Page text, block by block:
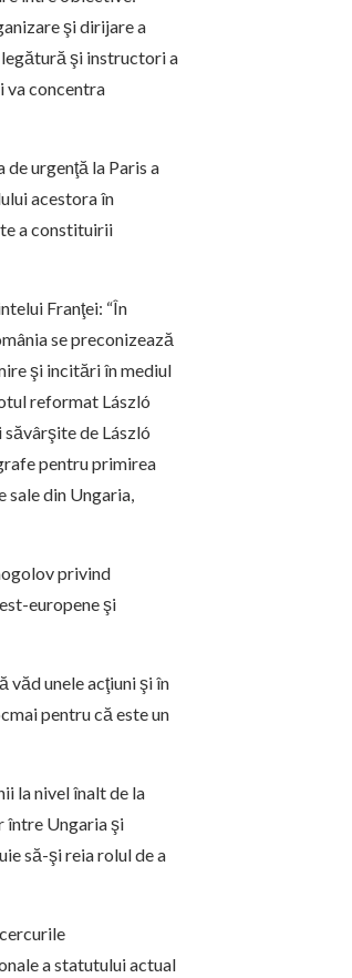
şi dirijare a
şi instructori a
va concentra
de urgenţă la Paris a
acestora în
a constituirii
Franţei: “În
se preconizează
şi incitări în mediul
reformat László
de László
pentru primirea
sale din Ungaria,
privind
europene şi
văd unele acţiuni şi în
pentru că este un
la nivel înalt de la
între Ungaria şi
să-şi reia rolul de a
a statutului actual